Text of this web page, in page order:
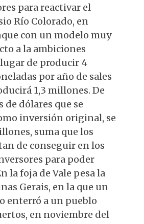
para reactivar el
Río Colorado, en
con un modelo muy
a la ambiciones
de producir 4
por año de sales
1,3 millones. De
dólares que se
inversión original, se
suma que los
de conseguir en los
para poder
la foja de Vale pesa la
Gerais, en la que un
enterró a un pueblo
en noviembre del